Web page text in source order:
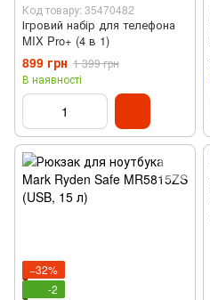
Код товару: 35470482
Ігровий набір для телефона
MIX Pro+ (4 в 1)
899 грн 1 399 грн
В наявності
−32%
-2